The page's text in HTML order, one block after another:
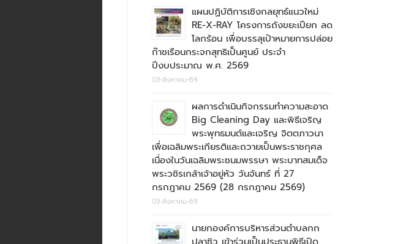
แผนปฏิบัติการเชิงกลยุทธ์แนวใหม่
RE-X-RAY โครงการถังขยะเปียก ลด
โลกร้อน เพื่อบรรลุเป้าหมายการปล่อย
ก๊าชเรือนกระจกสุทธิเป็นศูนย์ ประจำ
ปีงบประมาณ พ.ศ. 2569
03-สิงหาคม-69
ผลการดำเนินกิจกรรมทำความสะอาด
Big Cleaning Day และพิธีเจริญ
พระพุทธมนต์และเจริญ จิตตภาวนา
เพื่อเฉลิมพระเกียรติและถวายเป็นพระราชกุศล
เนื่องในวันเฉลิมพระชนมพรรษา พระบาทสมเด็จ
พระวชิรเกล้าเจ้าอยู่หัว วันจันทร์ ที่ 27
กรกฎาคม 2569 (28 กรกฎาคม 2569)
03-สิงหาคม-69
นายกองค์การบริหารส่วนตำบลกก